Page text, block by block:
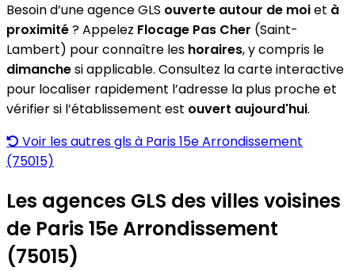
Besoin d’une agence GLS ouverte autour de moiet à
proximité? Appelez Flocage Pas Cher (Saint-
Lambert) pour connaître les horaires, y compris le
dimanchesi applicable. Consultez la carte interactive
pour localiser rapidement l’adresse la plus proche et
vérifier si l’établissement est ouvert aujourd'hui.
Voir les autres gls à Paris 15e Arrondissement
(75015)
Les agences GLS des villes voisines
de Paris 15e Arrondissement
(75015)